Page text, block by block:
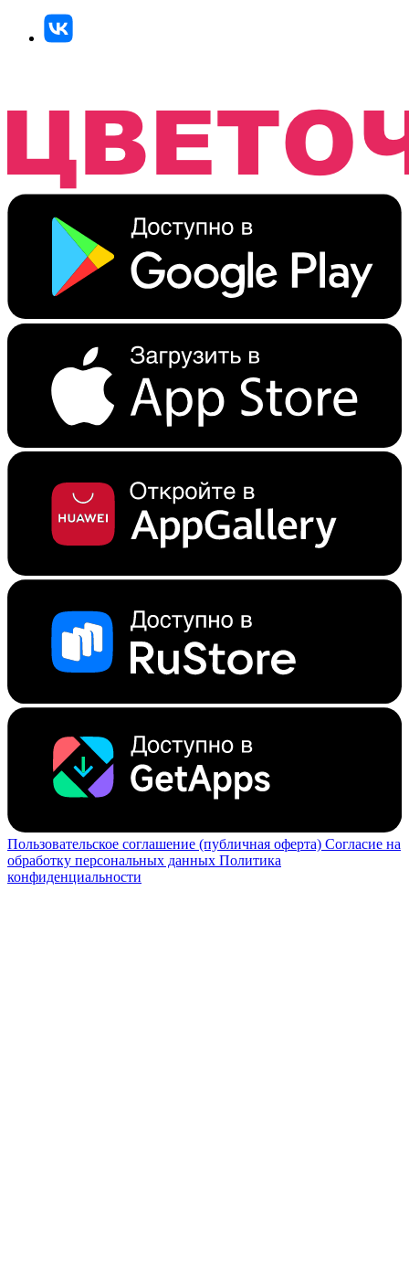
Пользовательское соглашение (публичная оферта) Согласие на
обработку персональных данных Политика
конфиденциальности